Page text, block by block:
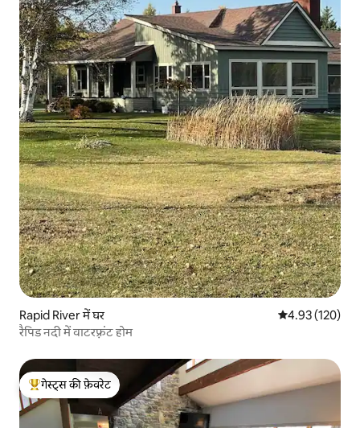
Rapid River में घर औसत रेटिंग 5 में से
4.93 (120)
रैपिड नदी में वाटरफ़्रंट होम
गेस्ट्स का टॉप फ़ेवरेट
गेस्ट्स की फ़ेवरेट